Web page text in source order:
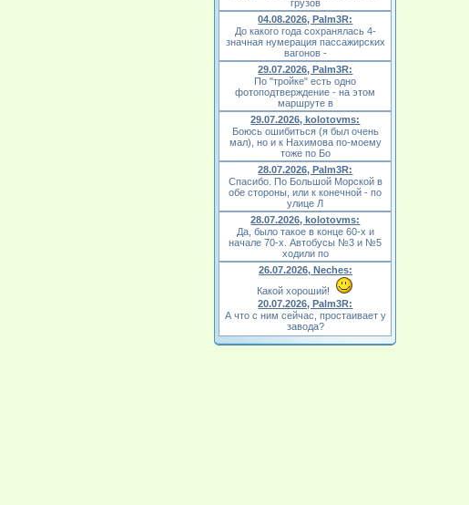
грузов
04.08.2026, Palm3R:
До какого года сохранялась 4-
значная нумерация пассажирских
вагонов -
29.07.2026, Palm3R:
По "тройке" есть одно
фотоподтверждение - на этом
маршруте в
29.07.2026, kolotovms:
Боюсь ошибиться (я был очень
мал), но и к Нахимова по-моему
тоже по Бо
28.07.2026, Palm3R:
Спасибо. По Большой Морской в
обе стороны, или к конечной - по
улице Л
28.07.2026, kolotovms:
Да, было такое в конце 60-х и
начале 70-х. Автобусы №3 и №5
ходили по
26.07.2026, Neches:
Какой хороший!
20.07.2026, Palm3R:
А что с ним сейчас, простаивает у
завода?